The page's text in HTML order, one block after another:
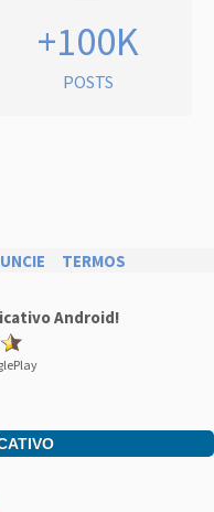
+100K
POSTS
TERMOS
Android!